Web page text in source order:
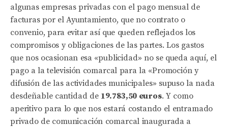
algunas empresas privadas con el pago mensual de
facturas por el Ayuntamiento, que no contrato o
convenio, para evitar así que queden reflejados los
compromisos y obligaciones de las partes. Los gastos
que nos ocasionan esa «publicidad» no se queda aquí, el
pago a la televisión comarcal para la «Promoción y
difusión de las actividades municipales» supuso la nada
desdeñable cantidad de 19.783,50 euros. Y como
aperitivo para lo que nos estará costando el entramado
privado de comunicación comarcal inaugurada a